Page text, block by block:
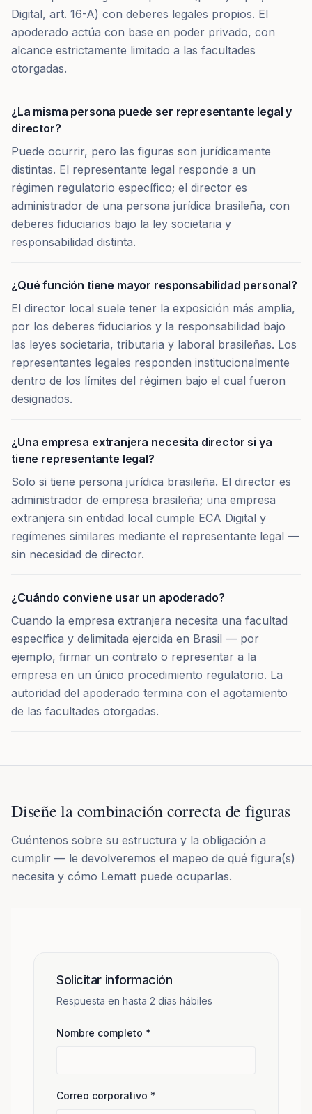
Digital, art. 16-A) con deberes legales propios. El
apoderado actúa con base en poder privado, con
alcance estrictamente limitado a las facultades
otorgadas.
¿La misma persona puede ser representante legal y
director?
Puede ocurrir, pero las figuras son jurídicamente
distintas. El representante legal responde a un
régimen regulatorio específico; el director es
administrador de una persona jurídica brasileña, con
deberes fiduciarios bajo la ley societaria y
responsabilidad distinta.
¿Qué función tiene mayor responsabilidad personal?
El director local suele tener la exposición más amplia,
por los deberes fiduciarios y la responsabilidad bajo
las leyes societaria, tributaria y laboral brasileñas. Los
representantes legales responden institucionalmente
dentro de los límites del régimen bajo el cual fueron
designados.
¿Una empresa extranjera necesita director si ya
tiene representante legal?
Solo si tiene persona jurídica brasileña. El director es
administrador de empresa brasileña; una empresa
extranjera sin entidad local cumple ECA Digital y
regímenes similares mediante el representante legal —
sin necesidad de director.
¿Cuándo conviene usar un apoderado?
Cuando la empresa extranjera necesita una facultad
específica y delimitada ejercida en Brasil — por
ejemplo, firmar un contrato o representar a la
empresa en un único procedimiento regulatorio. La
autoridad del apoderado termina con el agotamiento
de las facultades otorgadas.
Diseñe la combinación correcta de figuras
Cuéntenos sobre su estructura y la obligación a
cumplir — le devolveremos el mapeo de qué figura(s)
necesita y cómo Lematt puede ocuparlas.
Solicitar información
Respuesta en hasta 2 días hábiles
Nombre completo *
Correo corporativo *